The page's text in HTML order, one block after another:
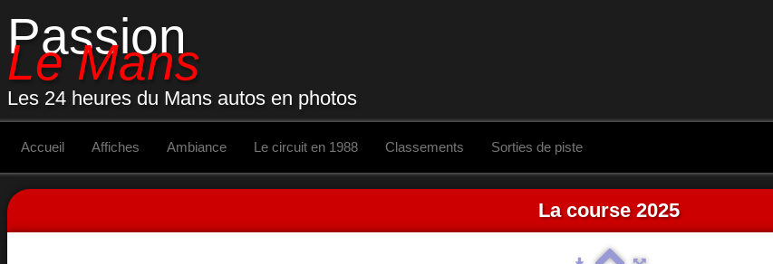
Passion
Le Mans
Les 24 heures du Mans autos en photos
Accueil Affiches Ambiance Le circuit en 1988 Classements Sorties de piste
La course 2025